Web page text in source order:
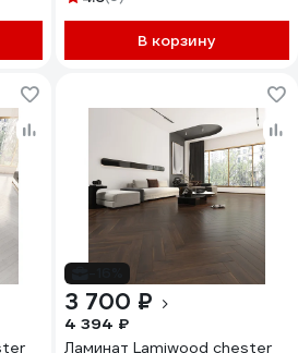
В корзину
3 700 ₽
4 394 ₽
Ламинат Lamiwood chester